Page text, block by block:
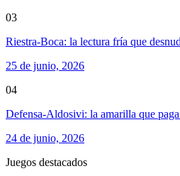
03
Riestra-Boca: la lectura fría que
25 de junio, 2026
04
Defensa-Aldosivi: la amarilla que
24 de junio, 2026
Juegos destacados